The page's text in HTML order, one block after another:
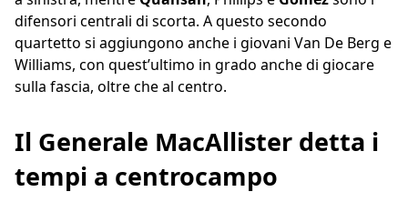
difensori centrali di scorta. A questo secondo
quartetto si aggiungono anche i giovani Van De Berg e
Williams, con quest’ultimo in grado anche di giocare
sulla fascia, oltre che al centro.
Il Generale MacAllister detta i
tempi a centrocampo